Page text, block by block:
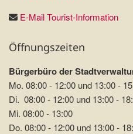
E-Mail Tourist-Information
Öffnungszeiten
Bürgerbüro der
Mo. 08:00 - 12:00 und 13:00 -
Di. 08:00 - 12:00 und 13:00 -
Mi. 08:00 - 13:00
Do. 08:00 - 12:00 und 13:00 -